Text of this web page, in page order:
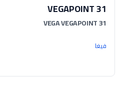
VEGAPOINT 31
VEGA VEGAPOINT 31
فيغا